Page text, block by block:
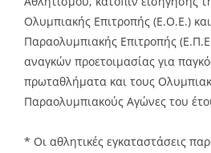
Ολυμπιακής Επιτροπής (Ε.Ο.Ε.)
Παραολυμπιακής Επιτροπής
αναγκών προετοιμασίας για
πρωταθλήματα και τους
Παραολυμπιακούς Αγώνες του
* Οι αθλητικές εγκαταστάσεις